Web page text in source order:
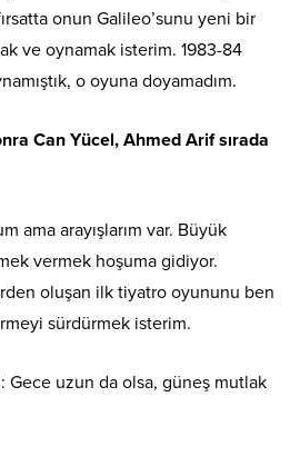
onun Galileo’sunu yeni bir
ve oynamak isterim. 1983-84
o oyuna doyamadım.
Can Yücel, Ahmed Arif sırada
ama arayışlarım var. Büyük
vermek hoşuma gidiyor.
oluşan ilk tiyatro oyununu ben
sürdürmek isterim.